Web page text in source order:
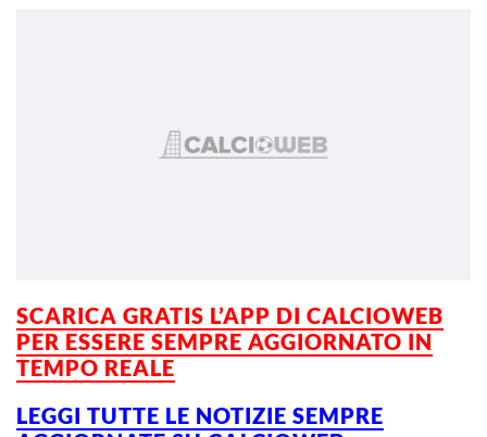
SCARICA GRATIS L’APP DI CALCIOWEB
PER ESSERE SEMPRE AGGIORNATO IN
TEMPO REALE
LEGGI TUTTE LE NOTIZIE SEMPRE